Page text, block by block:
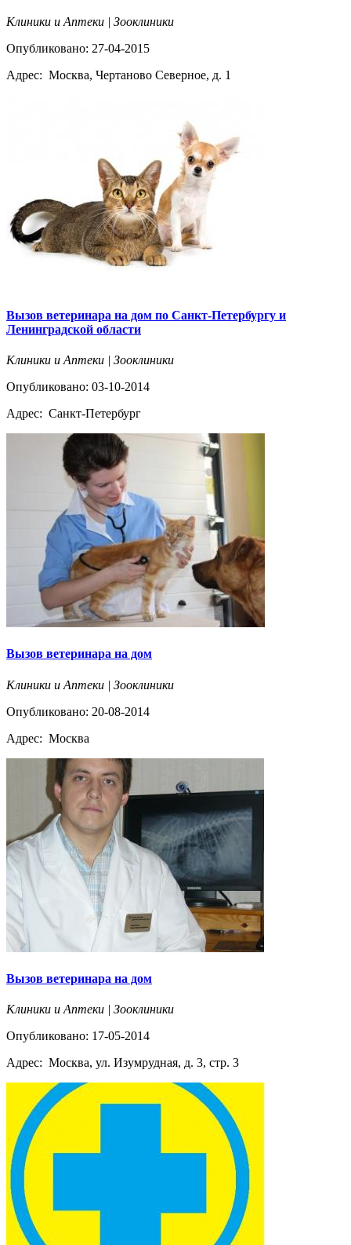
Клиники и Аптеки | Зооклиники
Опубликовано: 27-04-2015
Адрес: Москва, Чертаново Северное, д. 1
Вызов ветеринара на дом по Санкт-Петербургу и
Ленинградской области
Клиники и Аптеки | Зооклиники
Опубликовано: 03-10-2014
Адрес: Санкт-Петербург
Вызов ветеринара на дом
Клиники и Аптеки | Зооклиники
Опубликовано: 20-08-2014
Адрес: Москва
Вызов ветеринара на дом
Клиники и Аптеки | Зооклиники
Опубликовано: 17-05-2014
Адрес: Москва, ул. Изумрудная, д. 3, стр. 3